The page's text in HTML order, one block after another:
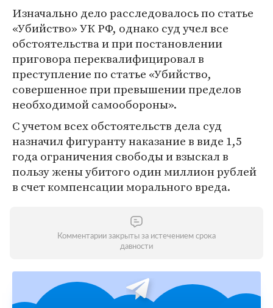
Изначально дело расследовалось по статье
«Убийство» УК РФ, однако суд учел все
обстоятельства и при постановлении
приговора переквалифицировал в
преступление по статье «Убийство,
совершенное при превышении пределов
необходимой самообороны».
С учетом всех обстоятельств дела суд
назначил фигуранту наказание в виде 1,5
года ограничения свободы и взыскал в
пользу жены убитого один миллион рублей
в счет компенсации морального вреда.
Комментарии закрыты за истечением срока
давности